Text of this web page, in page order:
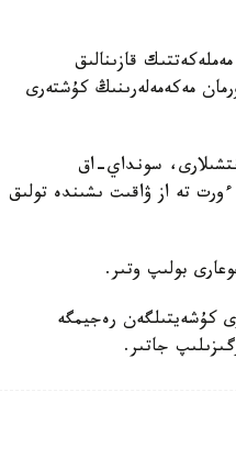
قازىنالىق
مەكەمەلەرىنىڭ كۇشتەرى
سونداي-اق
تە از ۋاقىت ىشىندە تولىق
بولىپ وتىر.
كۇشەيتىلگەن رەجيمگە
جاتىر.